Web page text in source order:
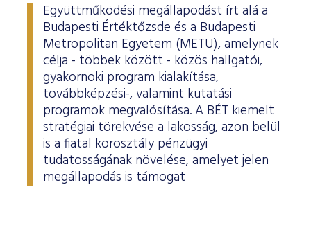
Együttműködési megállapodást írt alá a
Budapesti Értéktőzsde és a Budapesti
Metropolitan Egyetem (METU), amelynek
célja - többek között - közös hallgatói,
gyakornoki program kialakítása,
továbbképzési-, valamint kutatási
programok megvalósítása. A BÉT kiemelt
stratégiai törekvése a lakosság, azon belül
is a fiatal korosztály pénzügyi
tudatosságának növelése, amelyet jelen
megállapodás is támogat